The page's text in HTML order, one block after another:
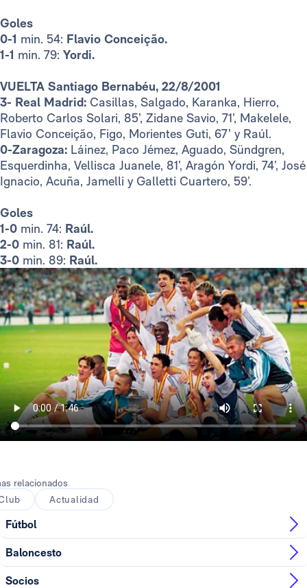
Goles
0-1 min. 54: Flavio Conceição.
1-1 min. 79: Yordi.
VUELTA Santiago Bernabéu, 22/8/2001
3- Real Madrid: Casillas, Salgado, Karanka, Hierro,
Roberto Carlos Solari, 85’, Zidane Savio, 71’, Makelele,
Flavio Conceição, Figo, Morientes Guti, 67’ y Raúl.
0-Zaragoza: Láinez, Paco Jémez, Aguado, Sündgren,
Esquerdinha, Vellisca Juanele, 81’, Aragón Yordi, 74’, José
Ignacio, Acuña, Jamelli y Galletti Cuartero, 59’.
Goles
1-0 min. 74: Raúl.
2-0 min. 81: Raúl.
3-0 min. 89: Raúl.
relacionados
Actualidad
Fútbol
Baloncesto
Socios